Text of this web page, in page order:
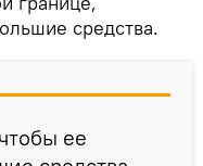
средства.
ее